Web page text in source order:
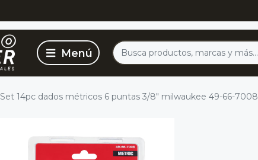
Set 14pc dados métricos 6 puntas 3/8" milwaukee 49-66-7008